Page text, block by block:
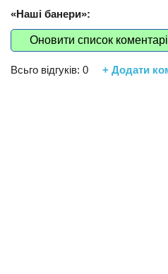
«Наші банери»:
Оновити список
Всьго відгуків: 0 + Додати